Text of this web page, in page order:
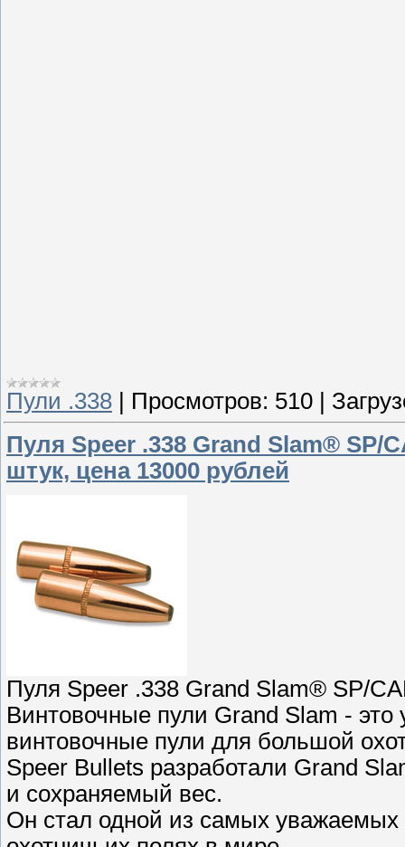
Пули .338 Просмотров: 510
Пуля Speer .338 Grand Slam® SP/
штук, цена 13000 рублей
Пуля Speer .338 Grand Slam® SP/
Винтовочные пули Grand Slam -
винтовочные пули для большой
Speer Bullets разработали Grand
и сохраняемый вес.
Он стал одной из самых